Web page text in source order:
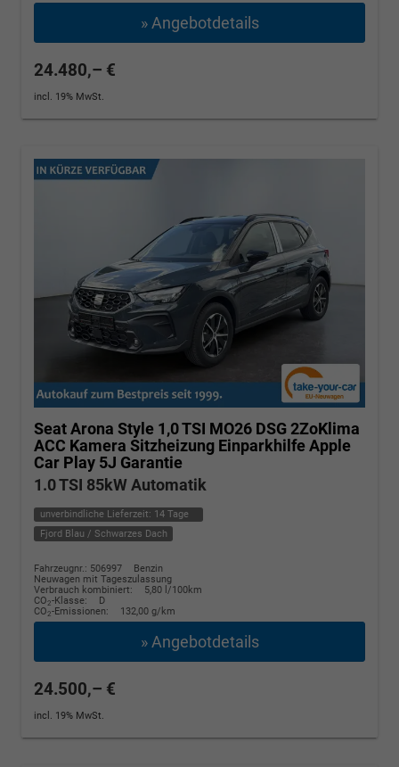
» Angebotdetails
24.480,– €
incl. 19% MwSt.
Seat Arona Style 1,0 TSI MO26 DSG 2ZoKlima
ACC Kamera Sitzheizung Einparkhilfe Apple
Car Play 5J Garantie
1.0 TSI 85kW Automatik
unverbindliche Lieferzeit: 14 Tage
Fjord Blau / Schwarzes Dach
Fahrzeugnr.: 506997
Benzin
Neuwagen mit Tageszulassung
Verbrauch kombiniert:
5,80 l/100km
CO2-Klasse:
D
CO2-Emissionen: 132,00 g/km
» Angebotdetails
24.500,– €
incl. 19% MwSt.